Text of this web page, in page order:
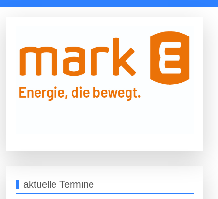
aktuelle Termine